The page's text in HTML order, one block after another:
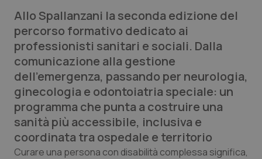
Edizioni Regionali
QS Pro
Professionisti Sanitari.AI
Abruzzo
Basilicata
QS Pro Gold
Artrite & artrosi
QS Club Newsletter
Allo Spallanzani la seconda edizione del
percorso formativo dedicato ai
professionisti sanitari e sociali. Dalla
comunicazione alla gestione
dell’emergenza, passando per neurologia,
ginecologia e odontoiatria speciale: un
programma che punta a costruire una
sanità più accessibile, inclusiva e
coordinata tra ospedale e territorio
Curare una persona con disabilità complessa significa,